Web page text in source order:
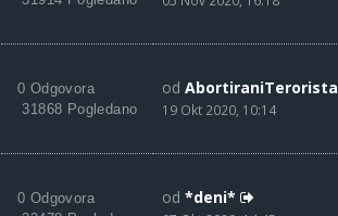
0 Odgovora
31868 Pogledano
od AbortiraniTerorista
19 Okt 2020, 10:14
0 Odgovora
od *deni*